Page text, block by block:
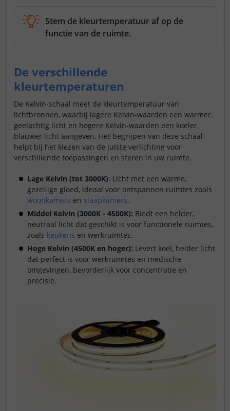
Stem de kleurtemperatuur af op de
functie van de ruimte.
De verschillende
kleurtemperaturen
De Kelvin-schaal meet de kleurtemperatuur van
lichtbronnen, waarbij lagere Kelvin-waarden een warmer,
geelachtig licht en hogere Kelvin-waarden een koeler,
blauwer licht aangeven. Het begrijpen van deze schaal
helpt bij het kiezen van de juiste verlichting voor
verschillende toepassingen en sferen in uw ruimte.
Lage Kelvin (tot 3000K): Licht met een warme,
gezellige gloed, ideaal voor ontspannen ruimtes zoals
woonkamers en slaapkamers.
Middel Kelvin (3000K - 4500K): Biedt een helder,
neutraal licht dat geschikt is voor functionele ruimtes,
zoals keukens en werkruimtes.
Hoge Kelvin (4500K en hoger): Levert koel, helder licht
dat perfect is voor werkruimtes en medische
omgevingen, bevorderlijk voor concentratie en
precisie.